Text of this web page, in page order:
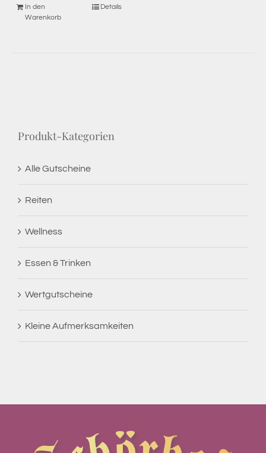
In den
Warenkorb
Details
Produkt-Kategorien
Alle Gutscheine
Reiten
Wellness
Essen & Trinken
Wertgutscheine
Kleine Aufmerksamkeiten